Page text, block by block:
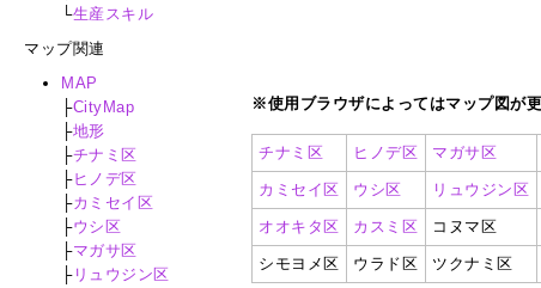
※使用ブラウザによってはマップ図が
チナミ区 ヒノデ区 マガサ区
カミセイ区 ウシ区 リュウジン区
オオキタ区 カスミ区 コヌマ区
シモヨメ区 ウラド区 ツクナミ区
└生産スキル
マップ関連
MAP
├CityMap
├地形
├チナミ区
├ヒノデ区
├カミセイ区
├ウシ区
├マガサ区
├リュウジン区